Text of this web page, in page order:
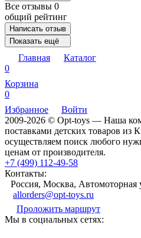
Все отзывы 0
общий рейтинг
Написать отзыв
Показать ещё
Главная
Каталог
0
Корзина
0
Избранное
Войти
2009-2026 © Opt-toys — Наша
поставками детских товаров из
осуществляем поиск любого
ценам от производителя.
+7 (499) 112-49-58
Контакты:
Россия, Москва, Автомоторная
allorders@opt-toys.ru
Проложить маршрут
Мы в социальных сетях: